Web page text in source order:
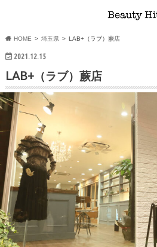
HOME 埼玉県 LAB+（ラブ）蕨店
2021.12.15
LAB+（ラブ）蕨店